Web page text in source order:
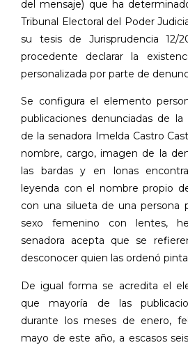
del mensaje) que ha
Tribunal Electoral del Poder
su tesis de Jurisprudencia 12/
procedente declarar la
personalizada por parte de
Se configura el elemento
publicaciones denunciadas de
de la senadora Imelda Castro
nombre, cargo, imagen de la
las bardas y en lonas
leyenda con el nombre propio
con una silueta de una persona
sexo femenino con lentes,
senadora acepta que se
desconocer quien las ordenó
De igual forma se acredita el
que mayoría de las
durante los meses de enero,
mayo de este año, a escasos